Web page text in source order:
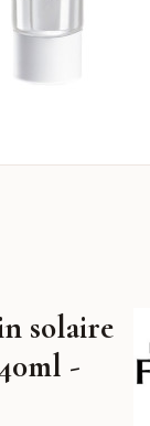
solaire
-